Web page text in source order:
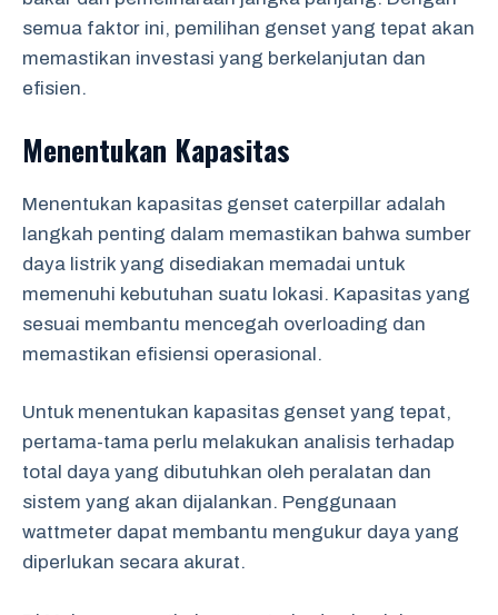
semua faktor ini, pemilihan genset yang tepat akan
memastikan investasi yang berkelanjutan dan
efisien.
Menentukan Kapasitas
Menentukan kapasitas genset caterpillar adalah
langkah penting dalam memastikan bahwa sumber
daya listrik yang disediakan memadai untuk
memenuhi kebutuhan suatu lokasi. Kapasitas yang
sesuai membantu mencegah overloading dan
memastikan efisiensi operasional.
Untuk menentukan kapasitas genset yang tepat,
pertama-tama perlu melakukan analisis terhadap
total daya yang dibutuhkan oleh peralatan dan
sistem yang akan dijalankan. Penggunaan
wattmeter dapat membantu mengukur daya yang
diperlukan secara akurat.